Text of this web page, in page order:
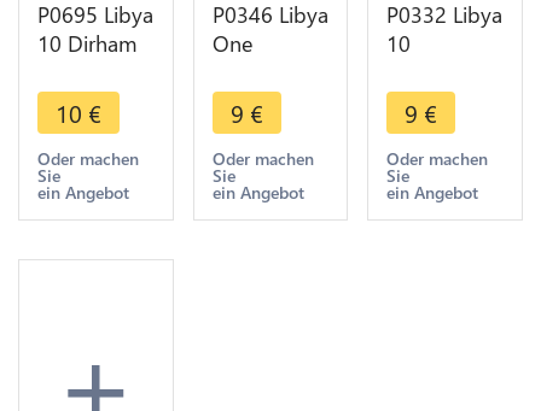
P0695 Libya
10 Dirham
Knight
Jamahiriya
UNC -
>Make
offer
10 €
Oder machen
Sie
ein Angebot
P0346 Libya
One
Idris I 1952
AU SUP ->
Maker Offer
9 €
Oder machen
Sie
ein Angebot
P0332 Libya
10
Idris I AH
1385 1965
UNC ->
Make offer
9 €
Oder machen
Sie
ein Angebot
+